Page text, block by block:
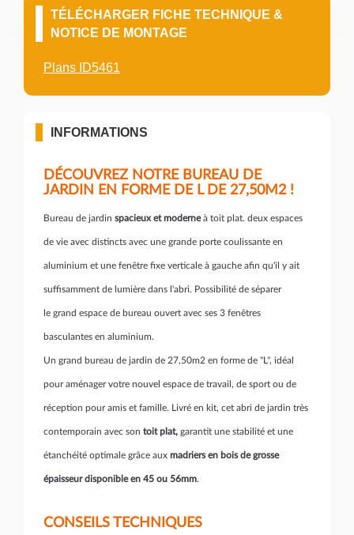
TÉLÉCHARGER FICHE TECHNIQUE &
NOTICE DE MONTAGE
Plans ID5461
INFORMATIONS
DÉCOUVREZ NOTRE BUREAU DE
JARDIN EN FORME DE L DE 27,50M2 !
Bureau de jardin spacieux et moderneà toit plat. deux espaces
de vie avec distincts avec une grande porte coulissante en
aluminium et une fenêtre fixe verticale à gauche afin qu'il y ait
suffisamment de lumière dans l'abri. Possibilité de séparer
le grand espace de bureau ouvert avec ses 3 fenêtres
basculantes en aluminium.
Un grand bureau de jardin de 27,50m2 en forme de "L", idéal
pour aménager votre nouvel espace de travail, de sport ou de
réception pour amis et famille. Livré en kit, cet abri de jardin très
contemporain avec son toit plat, garantit une stabilité et une
étanchéité optimale grâce aux madriers en bois de grosse
épaisseur disponible en 45 ou 56mm.
CONSEILS TECHNIQUES